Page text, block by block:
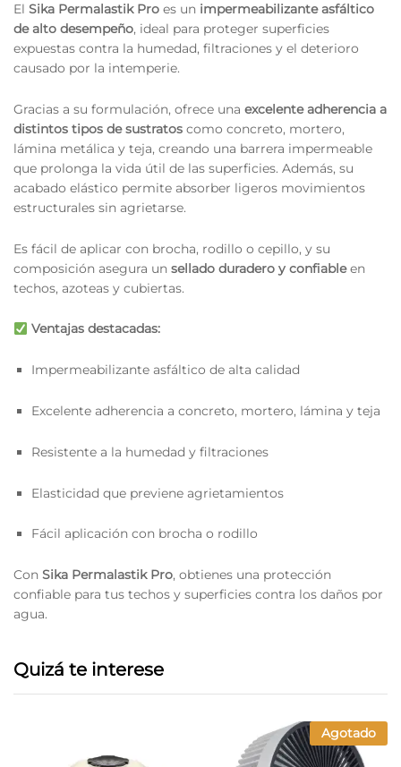
El Sika Permalastik Pro es un impermeabilizante asfáltico
de alto desempeño, ideal para proteger superficies
expuestas contra la humedad, filtraciones y el deterioro
causado por la intemperie.
Gracias a su formulación, ofrece una excelente adherencia a
distintos tipos de sustratos como concreto, mortero,
lámina metálica y teja, creando una barrera impermeable
que prolonga la vida útil de las superficies. Además, su
acabado elástico permite absorber ligeros movimientos
estructurales sin agrietarse.
Es fácil de aplicar con brocha, rodillo o cepillo, y su
composición asegura un sellado duradero y confiableen
techos, azoteas y cubiertas.
Ventajas destacadas:
Impermeabilizante asfáltico de alta calidad
Excelente adherencia a concreto, mortero, lámina y teja
Resistente a la humedad y filtraciones
Elasticidad que previene agrietamientos
Fácil aplicación con brocha o rodillo
Con Sika Permalastik Pro, obtienes una protección
confiable para tus techos y superficies contra los daños por
agua.
Quizá te interese
Agotado